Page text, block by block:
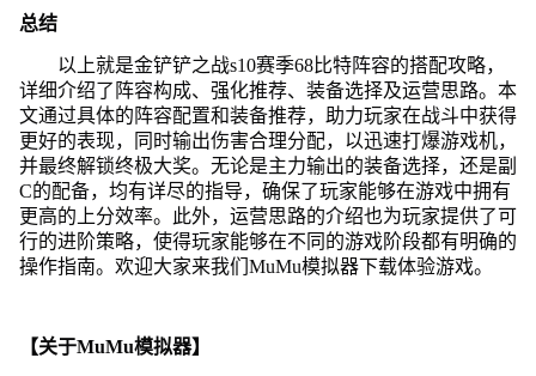
总结
以上就是金铲铲之战s10赛季68比特阵容的搭配攻略，
详细介绍了阵容构成、强化推荐、装备选择及运营思路。本
文通过具体的阵容配置和装备推荐，助力玩家在战斗中获得
更好的表现，同时输出伤害合理分配，以迅速打爆游戏机，
并最终解锁终极大奖。无论是主力输出的装备选择，还是副
C的配备，均有详尽的指导，确保了玩家能够在游戏中拥有
更高的上分效率。此外，运营思路的介绍也为玩家提供了可
行的进阶策略，使得玩家能够在不同的游戏阶段都有明确的
操作指南。欢迎大家来我们MuMu模拟器下载体验游戏。
【关于MuMu模拟器】